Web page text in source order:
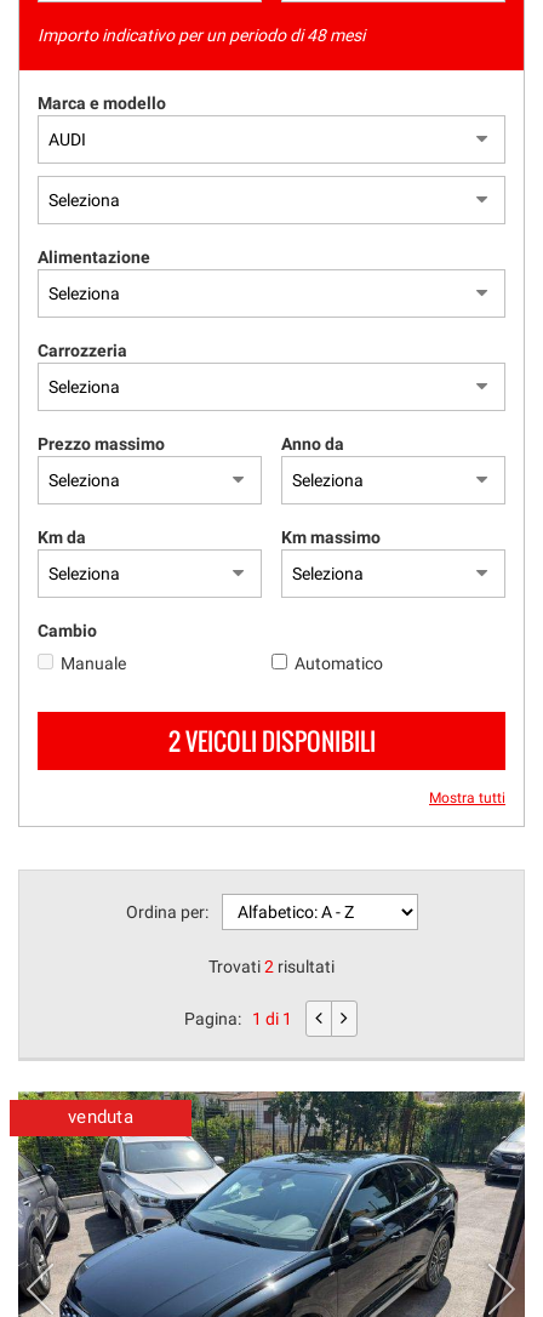
Importo indicativo per un periodo di 48 mesi
Marca e modello
Alimentazione
Carrozzeria
Prezzo massimo Anno da
Km da Km massimo
Cambio
Manuale
Automatico
2 VEICOLI DISPONIBILI
Mostra tutti
Ordina per:
Trovati2 risultati
Pagina: 1 di 1
venduta